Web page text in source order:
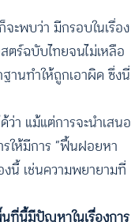
ะพบว่า มีกรอบในเรื่อง
ตร์ฉบับไทยจนไม่เหลือ
านทำให้ถูกเอาผิด ซึ่งนี่
ว่า แม้แต่การจะนำเสนอ
ให้มีการ “ฟื้นฝอยหา
งนี้ เช่นความพยายามที่
ที่นี้มีปัญหาในเรื่องการ